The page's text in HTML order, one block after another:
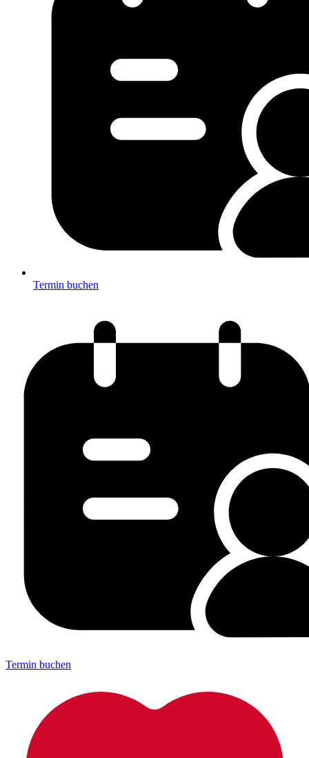
Termin buchen
Termin buchen